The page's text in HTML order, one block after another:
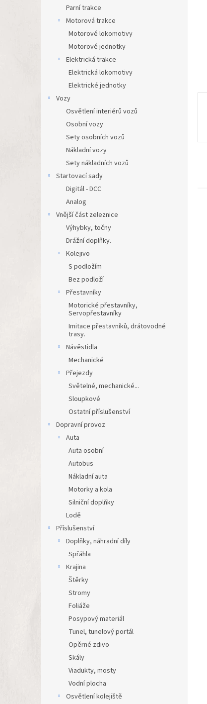
Parní trakce
Motorová trakce
Motorové lokomotivy
Motorové jednotky
Elektrická trakce
Elektrická lokomotivy
Elektrické jednotky
Vozy
Osvětlení interiérů vozů
Osobní vozy
Sety osobních vozů
Nákladní vozy
Sety nákladních vozů
Startovací sady
Digitál - DCC
Analog
Vnější část zeleznice
Výhybky, točny
Drážní doplňky.
Kolejivo
S podložím
Bez podloží
Přestavníky
Motorické přestavníky,
Servopřestavníky
Imitace přestavníků, drátovodné
trasy.
Návěstidla
Mechanické
Přejezdy
Světelné, mechanické...
Sloupkové
Ostatní příslušenství
Dopravní provoz
Auta
Auta osobní
Autobus
Nákladní auta
Motorky a kola
Silniční doplňky
Lodě
Příslušenství
Doplňky, náhradní díly
Spřáhla
Krajina
Štěrky
Stromy
Foliáže
Posypový materiál
Tunel, tunelový portál
Opěrné zdivo
Skály
Viadukty, mosty
Vodní plocha
Osvětlení kolejiště